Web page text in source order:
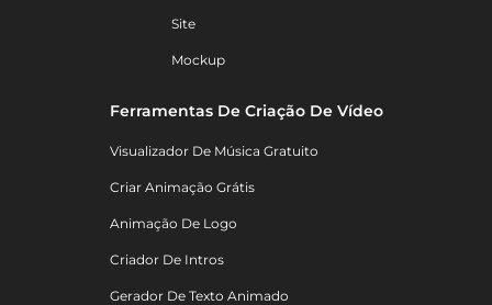
Site
Mockup
Ferramentas De Criação De Vídeo
Visualizador De Música Gratuito
Criar Animação Grátis
Animação De Logo
Criador De Intros
Gerador De Texto Animado